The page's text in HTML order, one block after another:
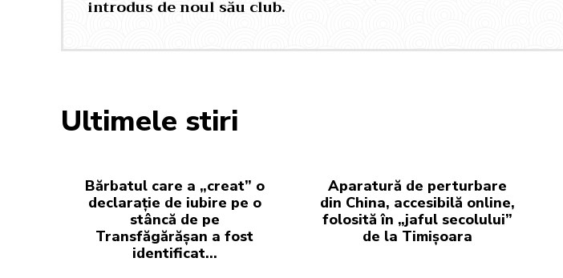
introdus de noul său club.
Ultimele stiri
Bărbatul care a „creat” o
declarație de iubire pe o
stâncă de pe
Transfăgărășan a fost
identificat…
Aparatură de perturbare
din China, accesibilă online,
folosită în „jaful secolului”
de la Timișoara